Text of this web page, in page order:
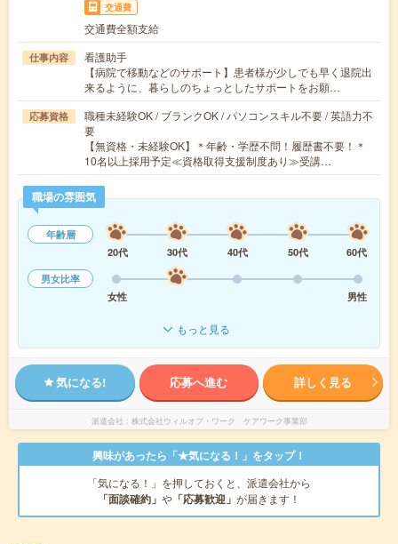
交通費
交通費全額支給
仕事内容
看護助手
【病院で移動などのサポート】患者様が少しでも早く退院出
来るように、暮らしのちょっとしたサポートをお願…
応募資格
職種未経験OK / ブランクOK / パソコンスキル不要 / 英語力不
要
【無資格・未経験OK】＊年齢・学歴不問！履歴書不要！＊
10名以上採用予定≪資格取得支援制度あり≫受講…
職場の雰囲気
年齢層
20代
30代 40代 50代
60代
男女比率
女性
男性
もっと見る
気になる! 応募へ進む 詳しく見る
派遣会社 株式会社ウィルオブ・ワーク ケアワーク事業部
興味があったら「★気になる！」をタップ！
「気になる！」を押しておくと、派遣会社から
「面談確約」 や 「応募歓迎」 が届きます！